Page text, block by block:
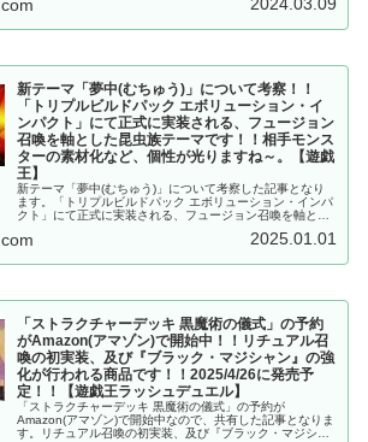
ス』先生羨ましい……。【遊戯王ラッシュデュエル】
新テーマ「夢中(むちゅう)」について考察！！
「トリプルビルドパック エボリューション・イ
ンパクト」にて正式に実装される、フュージョン
召喚を軸とした昆虫族テーマです！！相手モンス
ターの素材化など、個性が光りますね～。【遊戯
王】
新テーマ「夢中(むちゅう)」について考察した記事となり
ます。「トリプルビルドパック エボリューション・インパ
クト」にて正式に実装される、フュージョン召喚を軸とし
性が光りますね～。【遊戯王ラッシュデュエル】2025.01.01
「ストラクチャーデッキ 黒魔術の儀式」の予約
がAmazon(アマゾン)で開始中！！リチュアル召
喚の初実装、及び『ブラック・マジシャン』の強
化が行われる商品です！！2025/4/26に発売予
定！！【遊戯王ラッシュデュエル】
「ストラクチャーデッキ 黒魔術の儀式」の予約が
Amazon(アマゾン)で開始中なので、共有した記事となりま
す。リチュアル召喚の初実装、及び『ブラック・マジシャ